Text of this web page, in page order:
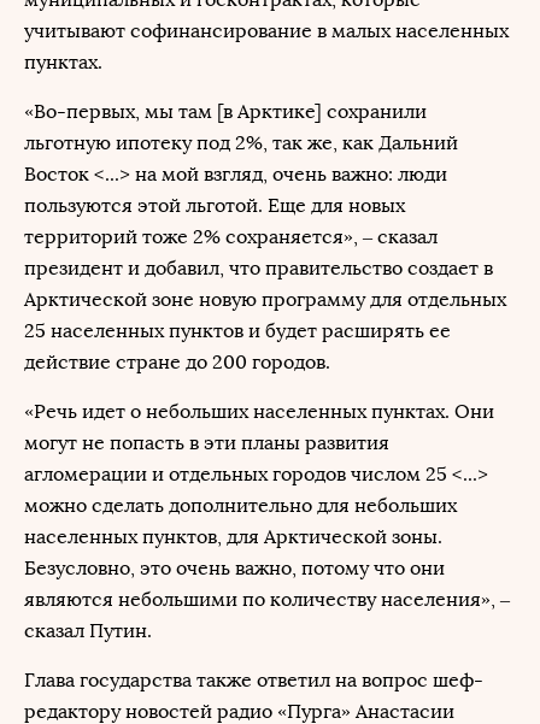
учитывают софинансирование в малых населенных
пунктах.
«Во-первых, мы там [в Арктике] сохранили
льготную ипотеку под 2%, так же, как Дальний
Восток <...> на мой взгляд, очень важно: люди
пользуются этой льготой. Еще для новых
территорий тоже 2% сохраняется», – сказал
президент и добавил, что правительство создает в
Арктической зоне новую программу для отдельных
25 населенных пунктов и будет расширять ее
действие стране до 200 городов.
«Речь идет о небольших населенных пунктах. Они
могут не попасть в эти планы развития
агломерации и отдельных городов числом 25 <...>
можно сделать дополнительно для небольших
населенных пунктов, для Арктической зоны.
Безусловно, это очень важно, потому что они
являются небольшими по количеству населения», –
сказал Путин.
Глава государства также ответил на вопрос шеф-
редактору новостей радио «Пурга» Анастасии